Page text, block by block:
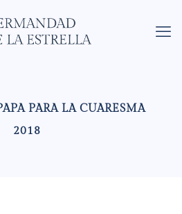
PARA LA CUARESMA
2018